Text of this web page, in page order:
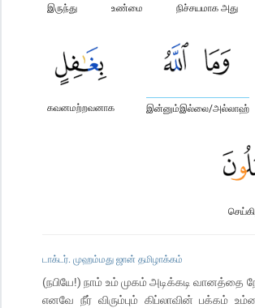
நிச்சயமாக அது
உண்மை
இருந்து
இன்னும்இல்லை/அல்லாஹ்
கவனமற்றவனாக
டாக்டர். முஹம்மது ஜான் தமிழாக்கம்
(நபியே!) நாம் உம் முகம் அடிக்கடி
எனவே நீர் விரும்பும் கிப்லாவின் பக்கம்